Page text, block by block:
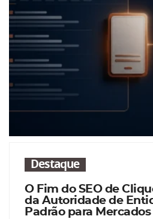
Destaque
O Fim do SEO de
da Autoridade de
Padrão para